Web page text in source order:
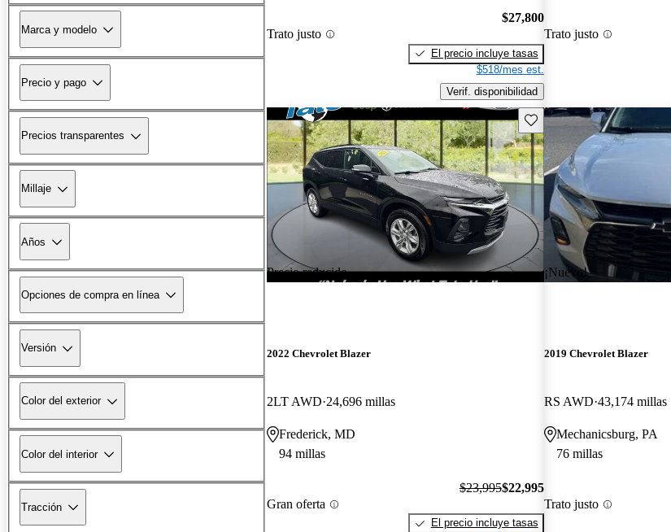
Marca y modelo
Precio y pago
Precios transparentes
Millaje
Años
Opciones de compra en línea
Versión
Color del exterior
Color del interior
Tracción
Trato justo
$27,800
El precio incluye tasas
$518/mes est.
Verif. disponibilidad
Trato justo
Precio reducido
Guarda este Aviso
2022 Chevrolet Blazer
2LT AWD 24,696 millas
Frederick, MD
94 millas
Gran oferta
$23,995$22,995
El precio incluye tasas
¡Nuevo!
2019 Chevrolet Blazer
RS AWD 43,174 millas
Mechanicsburg, PA
76 millas
Trato justo